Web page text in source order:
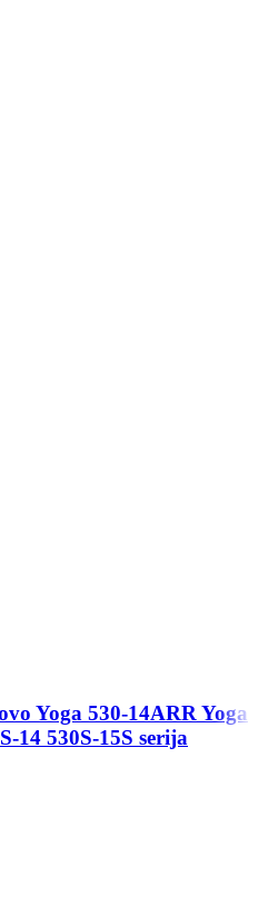
Yoga 530-14ARR Yoga
14 530S-15S serija